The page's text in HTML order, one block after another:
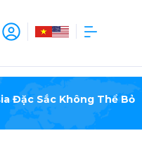
Đặc Sắc Không Thể Bỏ